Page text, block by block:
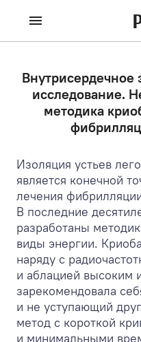
Внутрисердечное
исследование.
методика
Изоляция устьев
является конечной
лечения
В последние
разработаны
виды энергии.
наряду с
и аблацией высоким
зарекомендовала
и не уступающий
метод с короткой
и минимальными